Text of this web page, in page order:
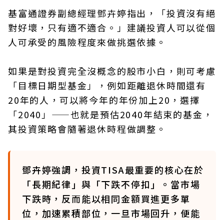
基富通證券副總經理鄧卉婷指出，「投資沒有絕
對好壞，只有適不適合。」建議投資人可以從個
人可承受的風險程度來做挑選依據。
如果是對投資完全沒概念的股市小白，則可考慮
「目標日期型基金」，例如距離退休時間還有
20年的人，可以將今年的年份加上20，選擇
「2040」——也就是預估2040年結束的基金，
其投資策略會隨著退休時程做調整。
鄧卉婷強調，投資TISA最重要的核心在於
「長期紀律」與「下跌不停扣」。當市場
下跌時，反而能以相同金額買進更多單
位，加速累積部位，一旦市場回升，便能